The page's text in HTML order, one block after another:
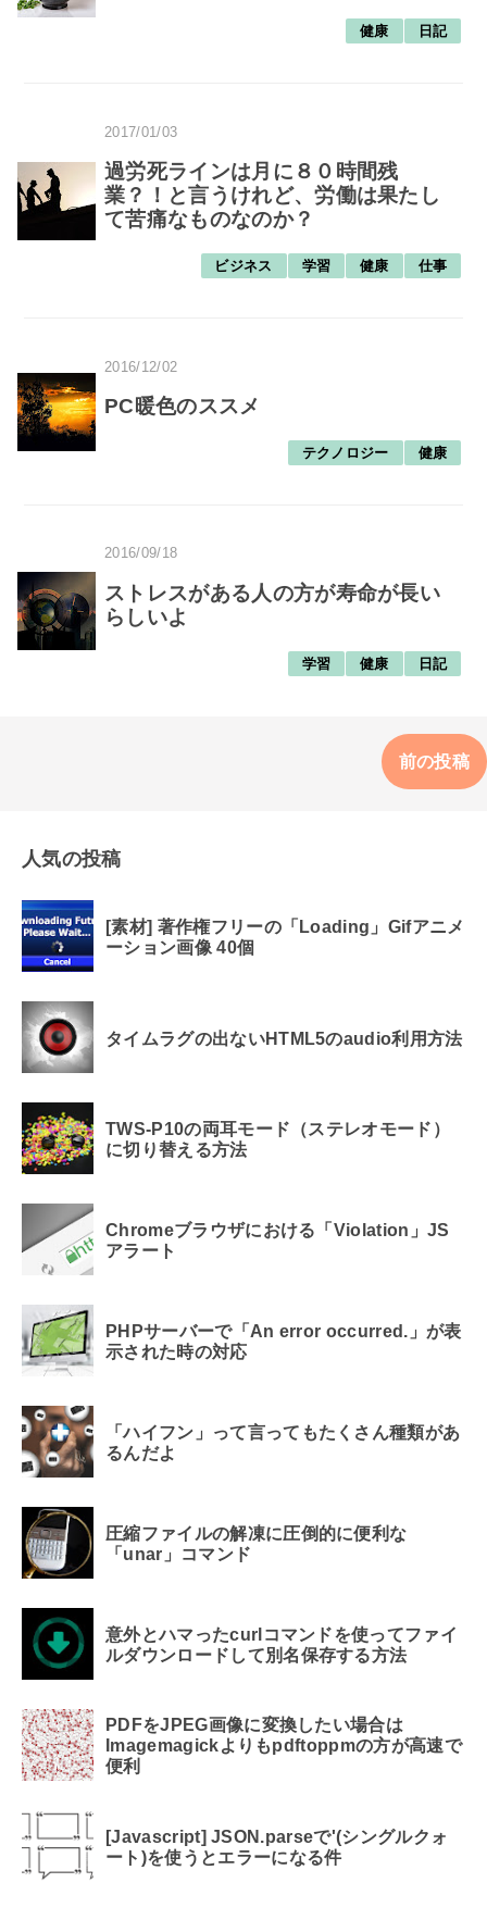
健康 日記
2017/01/03
過労死ラインは月に８０時間残
業？！と言うけれど、労働は果たし
て苦痛なものなのか？
ビジネス 学習 健康 仕事
2016/12/02
PC暖色のススメ
テクノロジー 健康
2016/09/18
ストレスがある人の方が寿命が長い
らしいよ
学習 健康 日記
前の投稿
人気の投稿
[素材] 著作権フリーの「Loading」Gifアニメ
ーション画像 40個
タイムラグの出ないHTML5のaudio利用方法
TWS-P10の両耳モード（ステレオモード）
に切り替える方法
Chromeブラウザにおける「Violation」JS
アラート
PHPサーバーで「An error occurred.」が表
示された時の対応
「ハイフン」って言ってもたくさん種類があ
るんだよ
圧縮ファイルの解凍に圧倒的に便利な
「unar」コマンド
意外とハマったcurlコマンドを使ってファイ
ルダウンロードして別名保存する方法
PDFをJPEG画像に変換したい場合は
Imagemagickよりもpdftoppmの方が高速で
便利
[Javascript] JSON.parseで'(シングルクォ
ート)を使うとエラーになる件